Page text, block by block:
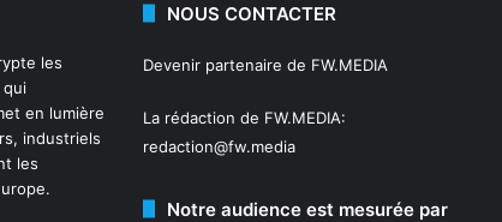
les
qui
en lumière
industriels
les
NOUS CONTACTER
Devenir partenaire de FW.MEDIA
La rédaction de FW.MEDIA:
redaction@fw.media
Notre audience est mesurée par